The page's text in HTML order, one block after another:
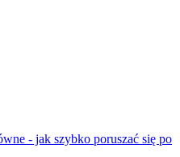
- jak szybko poruszać się po